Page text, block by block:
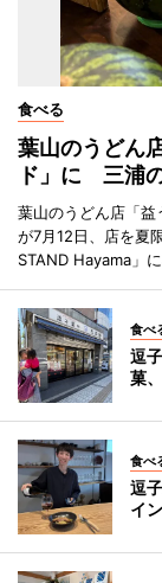
食べる
葉山のうどん
ド」に 三浦
葉山のうどん店「益
が7月12日、店を夏
STAND Hayama」
食べ
逗
菓
食べ
逗
イ